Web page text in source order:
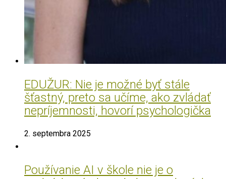
EDUŽUR: Nie je možné byť stále
šťastný, preto sa učíme, ako zvládať
nepríjemnosti, hovorí psychologička
2. septembra 2025
Používanie AI v škole nie je o